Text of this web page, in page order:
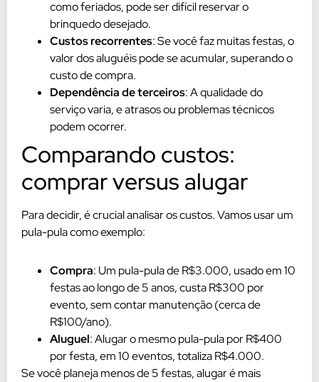
como feriados, pode ser difícil reservar o
brinquedo desejado.
Custos recorrentes: Se você faz muitas festas, o
valor dos aluguéis pode se acumular, superando o
custo de compra.
Dependência de terceiros: A qualidade do
serviço varia, e atrasos ou problemas técnicos
podem ocorrer.
Comparando custos:
comprar versus alugar
Para decidir, é crucial analisar os custos. Vamos usar um
pula-pula como exemplo:
Compra: Um pula-pula de R$3.000, usado em 10
festas ao longo de 5 anos, custa R$300 por
evento, sem contar manutenção (cerca de
R$100/ano).
Aluguel: Alugar o mesmo pula-pula por R$400
por festa, em 10 eventos, totaliza R$4.000.
Se você planeja menos de 5 festas, alugar é mais